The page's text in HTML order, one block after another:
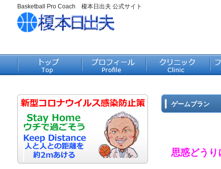
Basketball Pro Coach 榎本日出夫 公式サイト
ゲームプラン
思惑どうり